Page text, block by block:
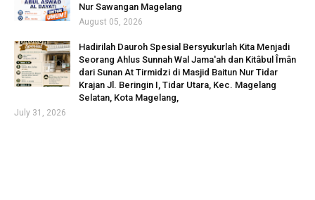
Nur Sawangan Magelang
August 05, 2026
Hadirilah Dauroh Spesial Bersyukurlah Kita Menjadi
Seorang Ahlus Sunnah Wal Jama'ah dan Kitâbul Îmân
dari Sunan At Tirmidzi di Masjid Baitun Nur Tidar
Krajan Jl. Beringin I, Tidar Utara, Kec. Magelang
Selatan, Kota Magelang,
July 31, 2026